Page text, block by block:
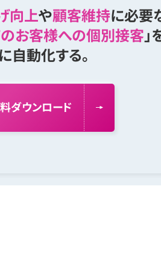
向上や顧客維持に必要
お客様への個別接客」
自動化する。
料ダウンロード